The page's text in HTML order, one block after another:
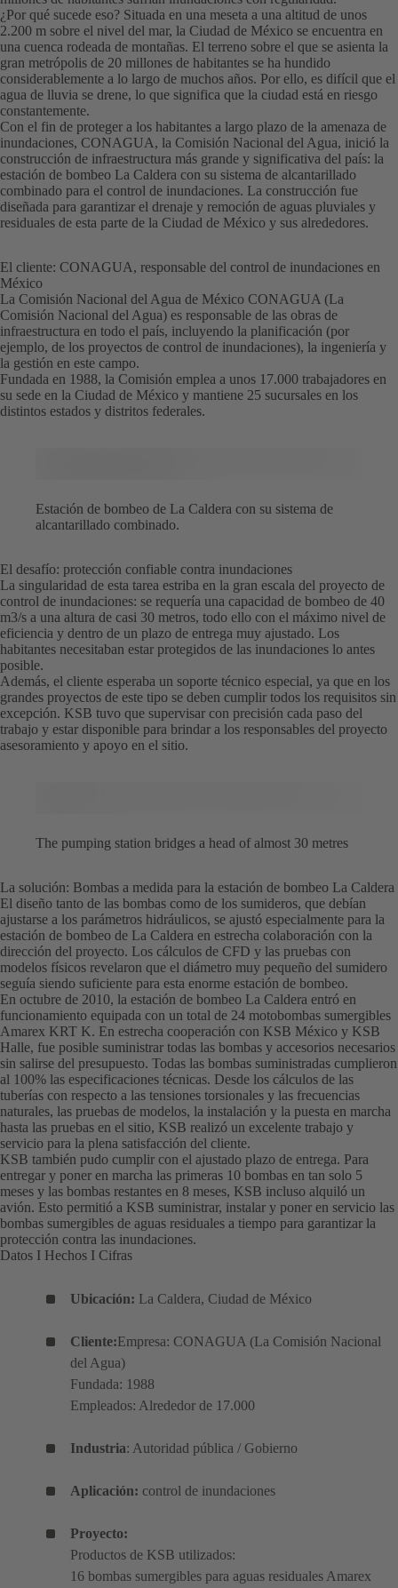
¿Por qué sucede eso? Situada en una meseta a una altitud de unos
2.200 m sobre el nivel del mar, la Ciudad de México se encuentra en
una cuenca rodeada de montañas. El terreno sobre el que se asienta la
gran metrópolis de 20 millones de habitantes se ha hundido
considerablemente a lo largo de muchos años. Por ello, es difícil que el
agua de lluvia se drene, lo que significa que la ciudad está en riesgo
constantemente.
Con el fin de proteger a los habitantes a largo plazo de la amenaza de
inundaciones, CONAGUA, la Comisión Nacional del Agua, inició la
construcción de infraestructura más grande y significativa del país: la
estación de bombeo La Caldera con su sistema de alcantarillado
combinado para el control de inundaciones. La construcción fue
diseñada para garantizar el drenaje y remoción de aguas pluviales y
residuales de esta parte de la Ciudad de México y sus alrededores.
El cliente: CONAGUA, responsable del control de inundaciones en
México
La Comisión Nacional del Agua de México CONAGUA (La
Comisión Nacional del Agua) es responsable de las obras de
infraestructura en todo el país, incluyendo la planificación (por
ejemplo, de los proyectos de control de inundaciones), la ingeniería y
la gestión en este campo.
Fundada en 1988, la Comisión emplea a unos 17.000 trabajadores en
su sede en la Ciudad de México y mantiene 25 sucursales en los
distintos estados y distritos federales.
Estación de bombeo de La Caldera con su sistema de
alcantarillado combinado.
El desafío: protección confiable contra inundaciones
La singularidad de esta tarea estriba en la gran escala del proyecto de
control de inundaciones: se requería una capacidad de bombeo de 40
m3/s a una altura de casi 30 metros, todo ello con el máximo nivel de
eficiencia y dentro de un plazo de entrega muy ajustado. Los
habitantes necesitaban estar protegidos de las inundaciones lo antes
posible.
Además, el cliente esperaba un soporte técnico especial, ya que en los
grandes proyectos de este tipo se deben cumplir todos los requisitos sin
excepción. KSB tuvo que supervisar con precisión cada paso del
trabajo y estar disponible para brindar a los responsables del proyecto
asesoramiento y apoyo en el sitio.
The pumping station bridges a head of almost 30 metres
La solución: Bombas a medida para la estación de bombeo La Caldera
El diseño tanto de las bombas como de los sumideros, que debían
ajustarse a los parámetros hidráulicos, se ajustó especialmente para la
estación de bombeo de La Caldera en estrecha colaboración con la
dirección del proyecto. Los cálculos de CFD y las pruebas con
modelos físicos revelaron que el diámetro muy pequeño del sumidero
seguía siendo suficiente para esta enorme estación de bombeo.
En octubre de 2010, la estación de bombeo La Caldera entró en
funcionamiento equipada con un total de 24 motobombas sumergibles
Amarex KRT K. En estrecha cooperación con KSB México y KSB
Halle, fue posible suministrar todas las bombas y accesorios necesarios
sin salirse del presupuesto. Todas las bombas suministradas cumplieron
al 100% las especificaciones técnicas. Desde los cálculos de las
tuberías con respecto a las tensiones torsionales y las frecuencias
naturales, las pruebas de modelos, la instalación y la puesta en marcha
hasta las pruebas en el sitio, KSB realizó un excelente trabajo y
servicio para la plena satisfacción del cliente.
KSB también pudo cumplir con el ajustado plazo de entrega. Para
entregar y poner en marcha las primeras 10 bombas en tan solo 5
meses y las bombas restantes en 8 meses, KSB incluso alquiló un
avión. Esto permitió a KSB suministrar, instalar y poner en servicio las
bombas sumergibles de aguas residuales a tiempo para garantizar la
protección contra las inundaciones.
Datos I Hechos I Cifras
Ubicación: La Caldera, Ciudad de México
Cliente:Empresa: CONAGUA (La Comisión Nacional
del Agua)
Fundada: 1988
Empleados: Alrededor de 17.000
Industria: Autoridad pública / Gobierno
Aplicación: control de inundaciones
Proyecto:
Productos de KSB utilizados:
16 bombas sumergibles para aguas residuales Amarex